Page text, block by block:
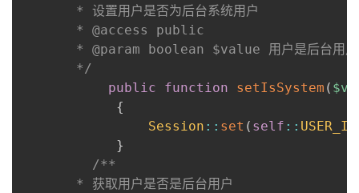
       * 设置用户是否为后台系统用户
       * @access public
* @param boolean $value 用户是后台用
       */
public
function setIsSystem (
{
Session :: set ( self ::
}
/**
       * 获取用户是否是后台用户